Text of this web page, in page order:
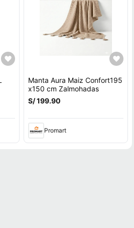
Manta Aura Maiz Confort195
x150 cm Zalmohadas
S/ 199.90
Promart